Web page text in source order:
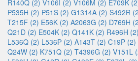
R140Q (2) V106I (2) V106M (2) E709K
P535H (2) P51S (2) G1314A (2) S492R
T215F (2) E56K (2) A2063G (2) D769H
Q21D (2) E504K (2) Q141K (2) R496H (2)
L536Q (2) L536P (2) A143T (2) C19P (2)
Q24W (2) K751Q (2) T4396G (2) V151L